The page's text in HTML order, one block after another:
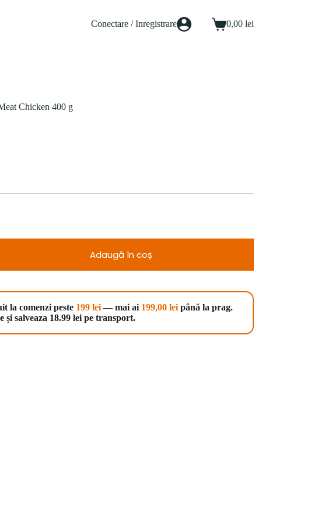
Conectare / Inregistrare
Coș0,00 lei
Chicken 400 g
Adaugă în coș
la comenzi peste 199 lei— mai ai 199,00 leipână la prag.
și salveaza 18.99 lei pe transport.